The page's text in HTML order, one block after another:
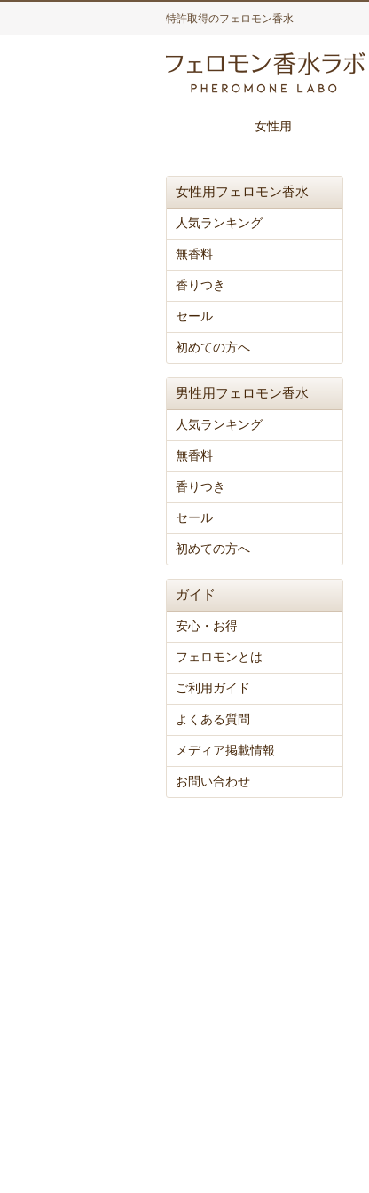
特許取得のフェロモン香水
女性用
女性用フェロモン香水
人気ランキング
無香料
香りつき
セール
初めての方へ
男性用フェロモン香水
人気ランキング
無香料
香りつき
セール
初めての方へ
ガイド
安心・お得
フェロモンとは
ご利用ガイド
よくある質問
メディア掲載情報
お問い合わせ